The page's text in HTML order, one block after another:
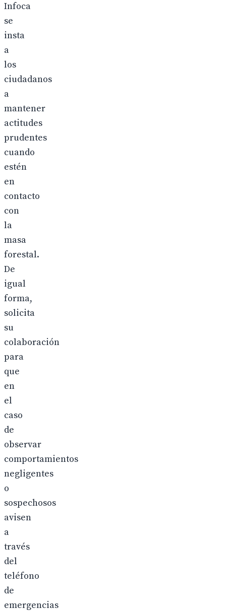
Infoca
se
insta
a
los
ciudadanos
a
mantener
actitudes
prudentes
cuando
estén
en
contacto
con
la
masa
forestal.
De
igual
forma,
solicita
su
colaboración
para
que
en
el
caso
de
observar
comportamientos
negligentes
o
sospechosos
avisen
a
través
del
teléfono
de
emergencias